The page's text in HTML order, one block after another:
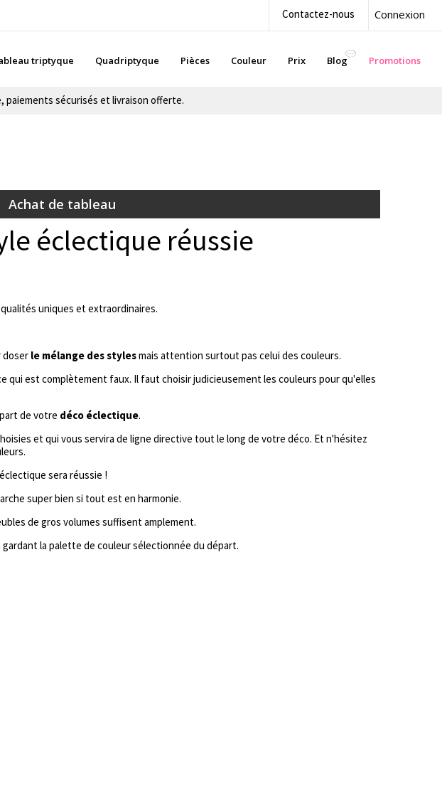
Connexion
Contactez-nous
triptyque Quadriptyque Pièces Couleur Prix Blog Promotions
paiements sécurisés et livraison offerte.
Achat de tableau
éclectique réussie
uniques et extraordinaires.
doser le mélange des stylesmais attention surtout pas celui des couleurs.
qui est complètement faux. Il faut choisir judicieusement les couleurs pour qu'elles
de votre déco éclectique.
et qui vous servira de ligne directive tout le long de votre déco. Et n'hésitez
sera réussie !
super bien si tout est en harmonie.
de gros volumes suffisent amplement.
la palette de couleur sélectionnée du départ.